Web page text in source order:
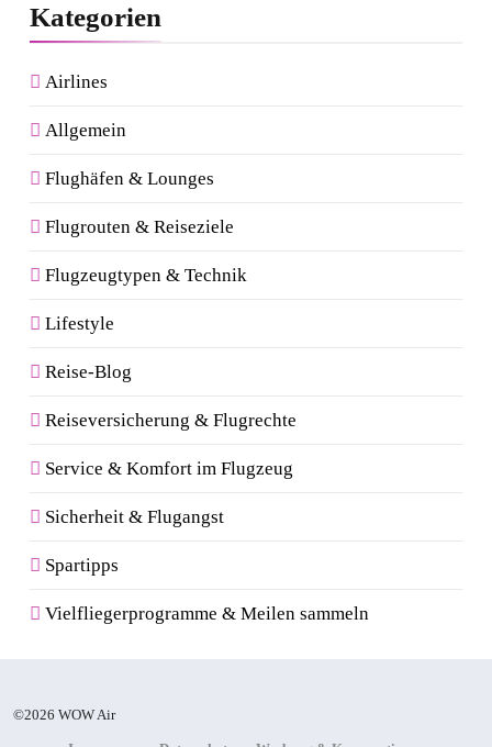
Kategorien
Airlines
Allgemein
Flughäfen & Lounges
Flugrouten & Reiseziele
Flugzeugtypen & Technik
Lifestyle
Reise-Blog
Reiseversicherung & Flugrechte
Service & Komfort im Flugzeug
Sicherheit & Flugangst
Spartipps
Vielfliegerprogramme & Meilen sammeln
©2026 WOW Air